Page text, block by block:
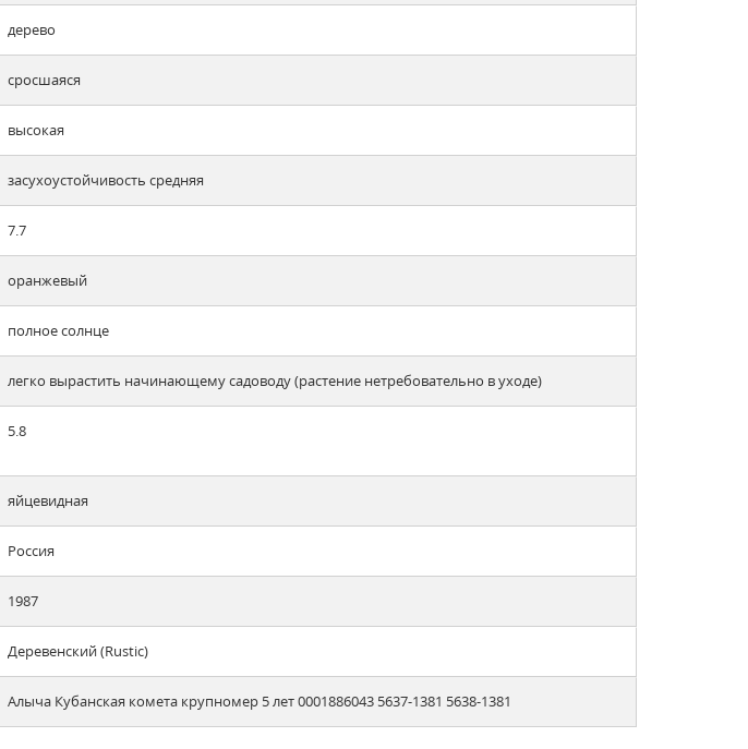
дерево
сросшаяся
высокая
засухоустойчивость средняя
7.7
оранжевый
полное солнце
легко вырастить начинающему садоводу (растение нетребовательно в уходе)
5.8
яйцевидная
Россия
1987
Деревенский (Rustic)
Алыча Кубанская комета крупномер 5 лет 0001886043 5637-1381 5638-1381